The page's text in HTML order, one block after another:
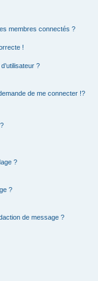
membres connectés ?
!
?
de me connecter !?
?
?
de message ?